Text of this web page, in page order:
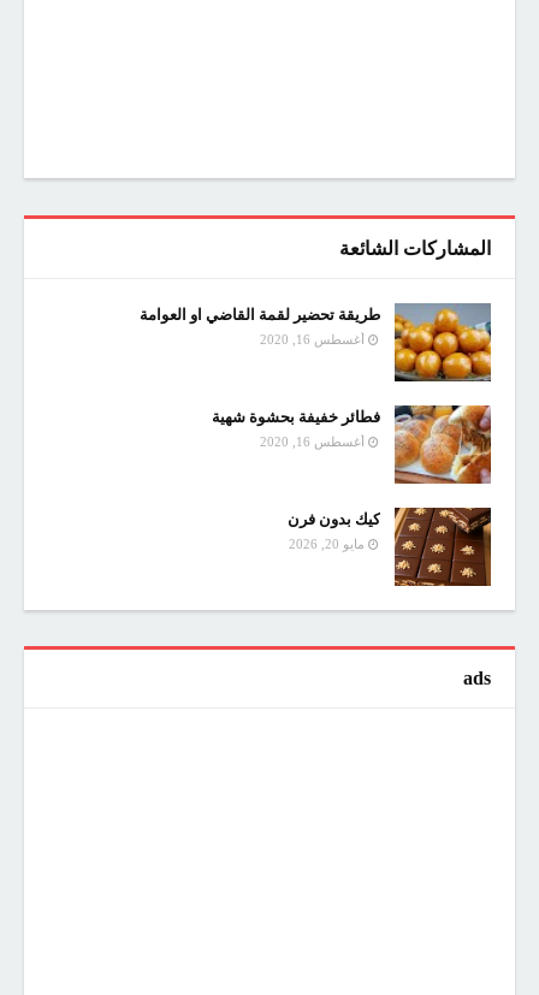
المشاركات الشائعة
طريقة تحضير لقمة القاضي او العوامة
أغسطس 16, 2020
فطائر خفيفة بحشوة شهية
أغسطس 16, 2020
كيك بدون فرن
مايو 20, 2026
ads